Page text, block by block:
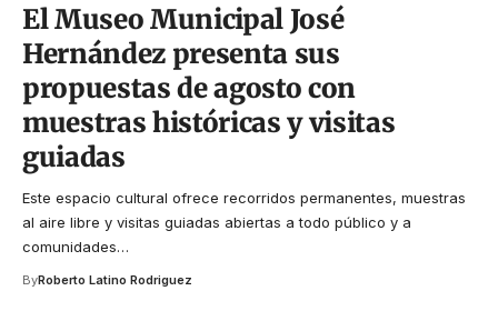
El Museo Municipal José
Hernández presenta sus
propuestas de agosto con
muestras históricas y visitas
guiadas
Este espacio cultural ofrece recorridos permanentes, muestras
al aire libre y visitas guiadas abiertas a todo público y a
comunidades…
ByRoberto Latino Rodriguez